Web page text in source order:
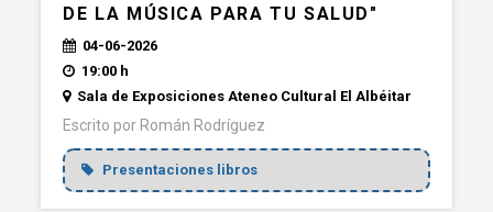
DE LA MÚSICA PARA TU SALUD"
04-06-2026
19:00 h
Sala de Exposiciones Ateneo Cultural El Albéitar
Escrito por Román Rodríguez
Presentaciones libros